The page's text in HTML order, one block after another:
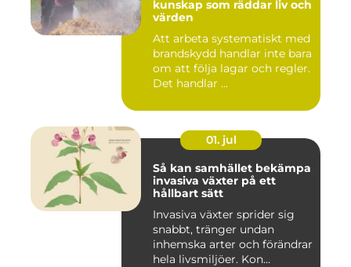
kunskap som räddar liv och
värden
Att arbeta systematiskt med
brandskydd handlar inte bara
om att följa lagar och regler.
Det handlar ...
01. jul
Så kan samhället bekämpa
invasiva växter på ett
hållbart sätt
Invasiva växter sprider sig
snabbt, tränger undan
inhemska arter och förändrar
hela livsmiljöer. Kon...